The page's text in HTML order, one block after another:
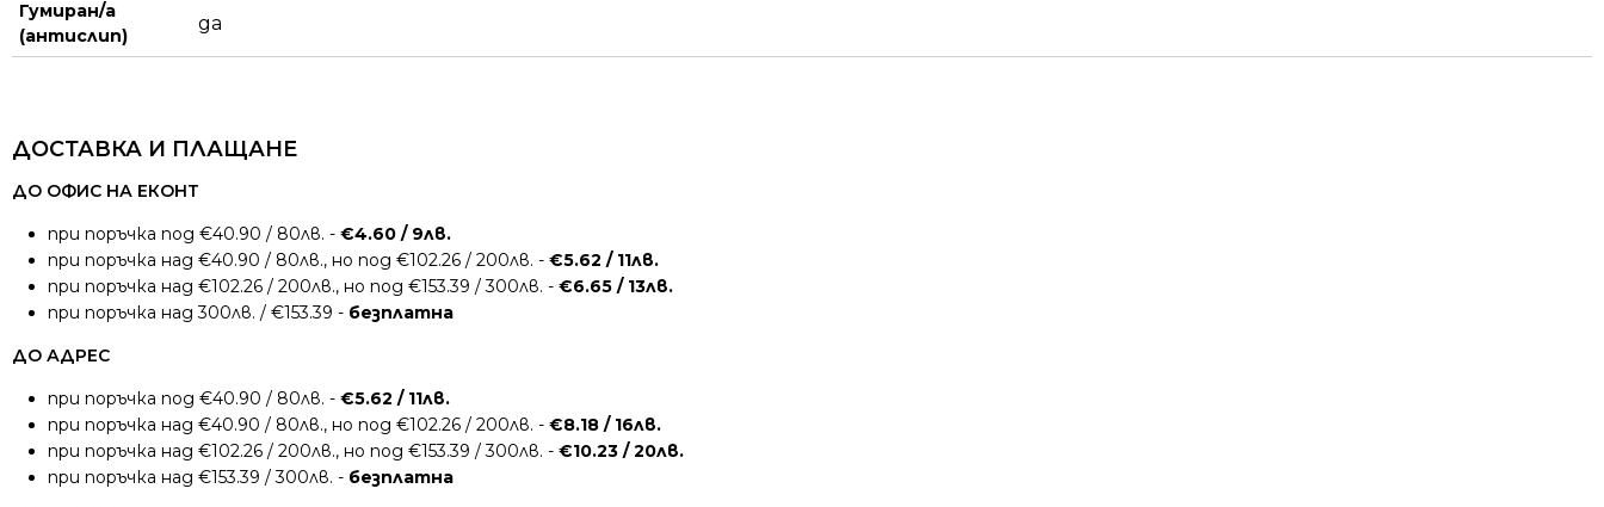
Гумиран/а
(антислип)
да
ДОСТАВКА И ПЛАЩАНЕ
ДО ОФИС НА ЕКОНТ
при поръчка под €40.90 / 80лв. - €4.60 / 9лв.
при поръчка над €40.90 / 80лв., но под €102.26 / 200лв. - €5.62 / 11лв.
при поръчка над €102.26 / 200лв., но под €153.39 / 300лв. - €6.65 / 13лв.
при поръчка над 300лв. / €153.39 - безплатна
ДО АДРЕС
при поръчка под €40.90 / 80лв. - €5.62 / 11лв.
при поръчка над €40.90 / 80лв., но под €102.26 / 200лв. - €8.18 / 16лв.
при поръчка над €102.26 / 200лв., но под €153.39 / 300лв. - €10.23 / 20лв.
при поръчка над €153.39 / 300лв. - безплатна